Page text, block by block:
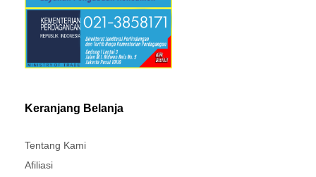
Keranjang Belanja
Tentang Kami
Afiliasi